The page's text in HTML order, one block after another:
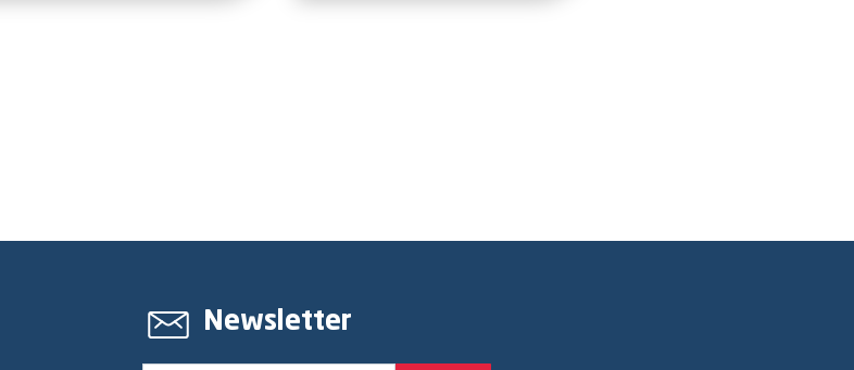
Newsletter